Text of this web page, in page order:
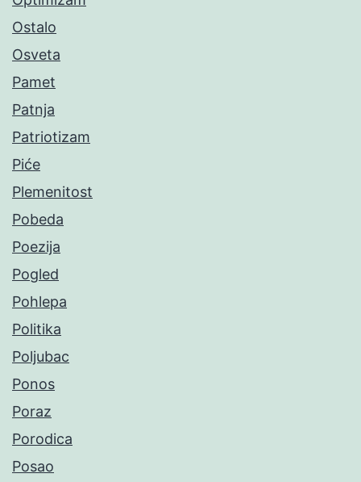
Ostalo
Osveta
Pamet
Patnja
Patriotizam
Piće
Plemenitost
Pobeda
Poezija
Pogled
Pohlepa
Politika
Poljubac
Ponos
Poraz
Porodica
Posao